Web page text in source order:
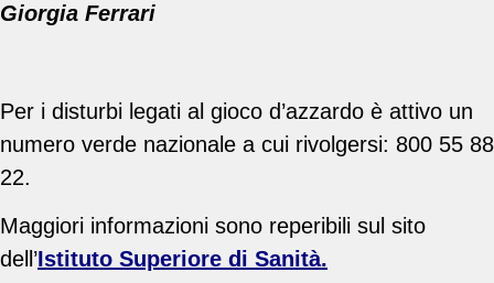
Giorgia Ferrari
Per i disturbi legati al gioco d’azzardo è attivo un
numero verde nazionale a cui rivolgersi: 800 55 88
22.
Maggiori informazioni sono reperibili sul sito
dell’Istituto Superiore di Sanità.